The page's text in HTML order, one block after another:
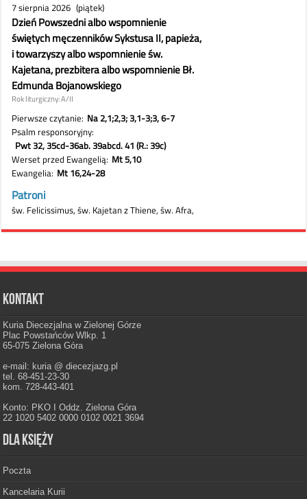
Kontakt
Kuria Diecezjalna w Zielonej Górze
Plac Powstańców Wlkp. 1
65-075 Zielona Góra
e-mail: kuria @ diecezjazg.pl
tel. 68-451-23-30
kom. 728-443-401
Konto: PKO I Oddz. Zielona Góra
22 1020 5402 0000 0102 0021 3694
Dla księży
Poczta
Kancelaria Kurii